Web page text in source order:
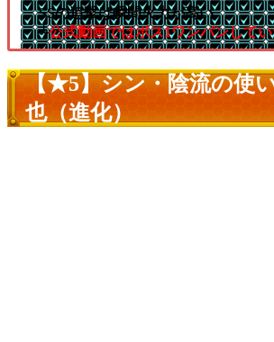
SSの追撃は瞬間火力が高い
└公式動画ではボス1ワンパンして
【★5】シン・陰流の使
也（進化）